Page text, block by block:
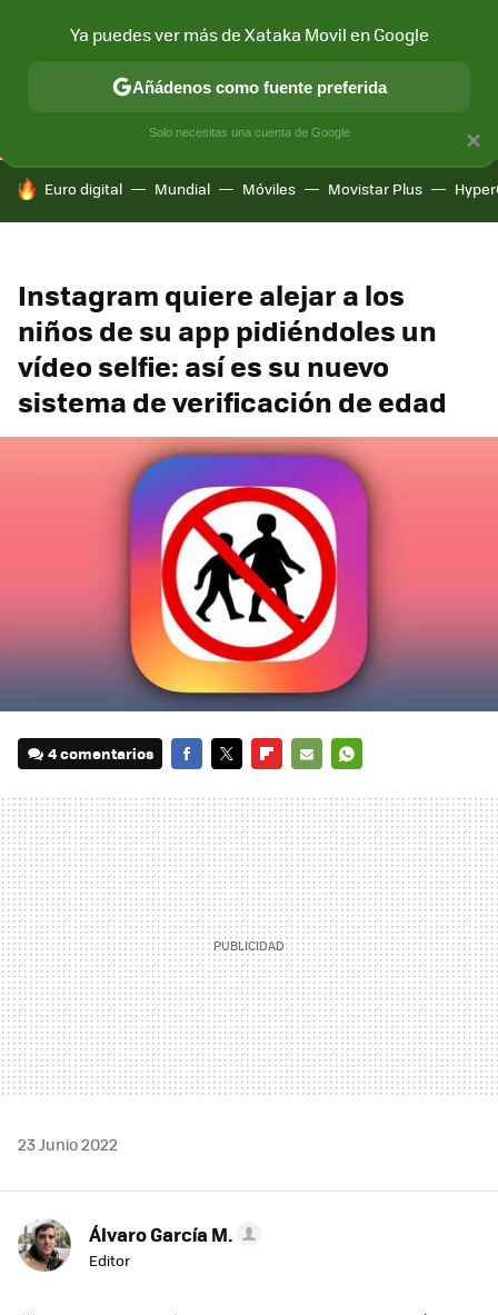
CONECTIVIDAD MÓVIL Y SOCIEDAD APLICACIONES
HOY SE HABLA DE
Euro digital Mundial Móviles Movistar Plus
Instagram quiere alejar a los
niños de su app pidiéndoles un
vídeo selfie: así es su nuevo
sistema de verificación de edad
4 comentarios
MAIL
23 Junio 2022
Álvaro García M.
Editor
×
Ya puedes ver más de Xataka Movil en Google
Añádenos como fuente preferida
Solo necesitas una cuenta de Google